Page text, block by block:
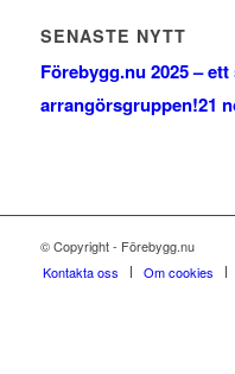
SENASTE NYTT
Förebygg.nu 2025 –
arrangörsgruppen!21
© Copyright - Förebygg.nu
Kontakta oss
Om cookies